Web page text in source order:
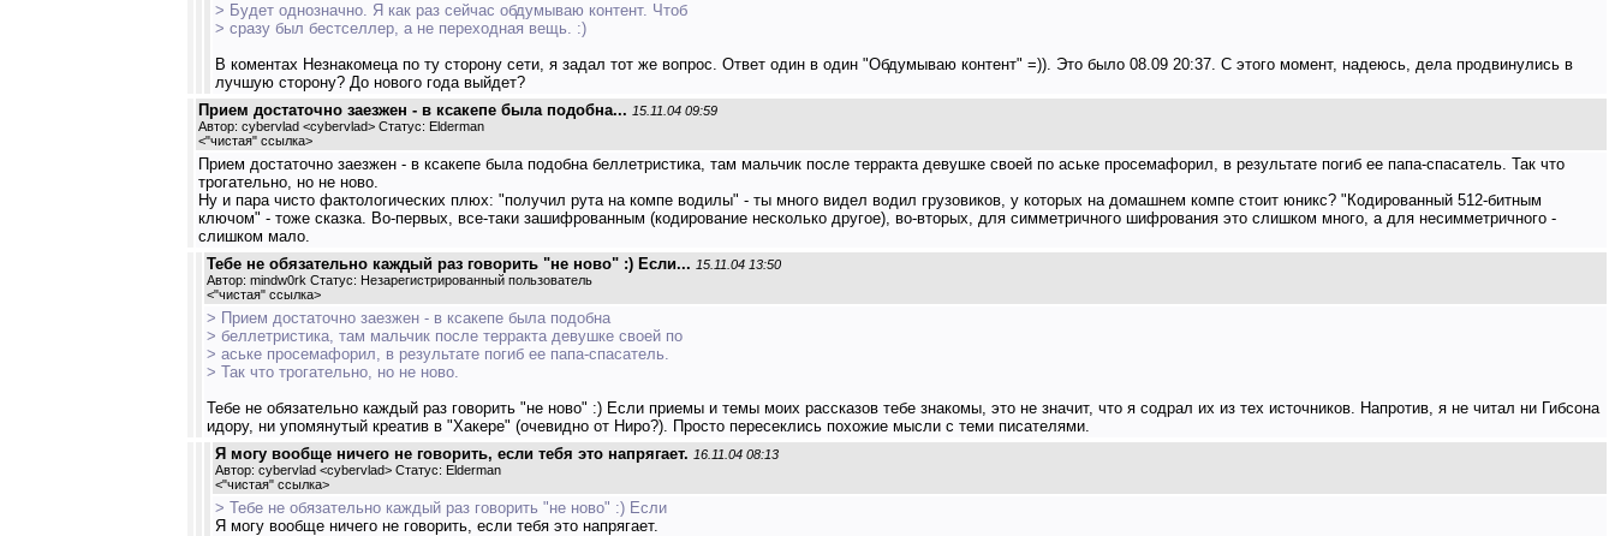
> Будет однозначно. Я как раз сейчас обдумываю контент. Чтоб
> сразу был бестселлер, а не переходная вещь. :)
В коментах Незнакомеца по ту сторону сети, я задал тот же вопрос. Ответ один в один "Обдумываю контент" =)). Это было 08.09 20:37. С этого момент, надеюсь, дела продвинулись в
лучшую сторону? До нового года выйдет?
Прием достаточно заезжен - в ксакепе была подобна... 15.11.04 09:59
Автор: cybervlad <cybervlad> Статус: Elderman
<"чистая" ссылка>
Прием достаточно заезжен - в ксакепе была подобна беллетристика, там мальчик после терракта девушке своей по аське просемафорил, в результате погиб ее папа-спасатель. Так что
трогательно, но не ново.
Ну и пара чисто фактологических плюх: "получил рута на компе водилы" - ты много видел водил грузовиков, у которых на домашнем компе стоит юникс? "Кодированный 512-битным
ключом" - тоже сказка. Во-первых, все-таки зашифрованным (кодирование несколько другое), во-вторых, для симметричного шифрования это слишком много, а для несимметричного -
слишком мало.
Тебе не обязательно каждый раз говорить "не ново" :) Если... 15.11.04 13:50
Автор: mindw0rk Статус: Незарегистрированный пользователь
<"чистая" ссылка>
> Прием достаточно заезжен - в ксакепе была подобна
> беллетристика, там мальчик после терракта девушке своей по
> аське просемафорил, в результате погиб ее папа-спасатель.
> Так что трогательно, но не ново.
Тебе не обязательно каждый раз говорить "не ново" :) Если приемы и темы моих рассказов тебе знакомы, это не значит, что я содрал их из тех источников. Напротив, я не читал ни Гибсона
идору, ни упомянутый креатив в "Хакере" (очевидно от Ниро?). Просто пересеклись похожие мысли с теми писателями.
Я могу вообще ничего не говорить, если тебя это напрягает. 16.11.04 08:13
Автор: cybervlad <cybervlad> Статус: Elderman
<"чистая" ссылка>
> Тебе не обязательно каждый раз говорить "не ново" :) Если
Я могу вообще ничего не говорить, если тебя это напрягает.